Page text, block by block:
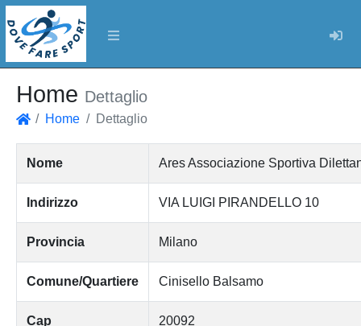
Home Dettaglio
Home Dettaglio
Nome Ares Associazione Sportiva
Indirizzo VIA LUIGI PIRANDELLO 10
Provincia Milano
Comune/Quartiere Cinisello Balsamo
Cap 20092